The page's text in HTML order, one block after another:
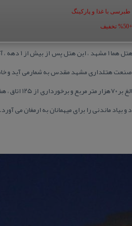
طبرسی با غذا و پارکینگ
همزمان با عید سعید
نمادی تاریخی در صنعت هتلداری مشهد مقدس به
شهر و زائران امام رضا
ماندنی را برای میهمانان به ارمغان می آورد.